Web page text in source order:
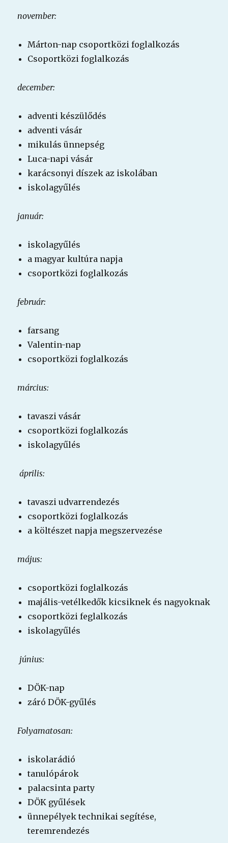
november:
Márton-nap csoportközi foglalkozás
Csoportközi foglalkozás
december:
adventi készülődés
adventi vásár
mikulás ünnepség
Luca-napi vásár
karácsonyi díszek az iskolában
iskolagyűlés
január:
iskolagyűlés
a magyar kultúra napja
csoportközi foglalkozás
február:
farsang
Valentin-nap
csoportközi foglalkozás
március:
tavaszi vásár
csoportközi foglalkozás
iskolagyűlés
április:
tavaszi udvarrendezés
csoportközi foglalkozás
a költészet napja megszervezése
május:
csoportközi foglalkozás
majális-vetélkedők kicsiknek és nagyoknak
csoportközi feglalkozás
iskolagyűlés
június:
DÖK-nap
záró DÖK-gyűlés
Folyamatosan:
iskolarádió
tanulópárok
palacsinta party
DÖK gyűlések
ünnepélyek technikai segítése,
teremrendezés